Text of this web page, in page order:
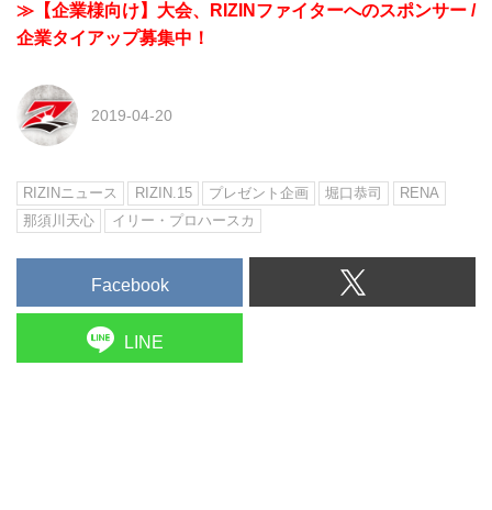
≫【企業様向け】大会、RIZINファイターへのスポンサー /
企業タイアップ募集中！
2019-04-20
RIZINニュース RIZIN.15 プレゼント企画 堀口恭司
RENA
那須川天心
イリー・プロハースカ
Facebook
LINE